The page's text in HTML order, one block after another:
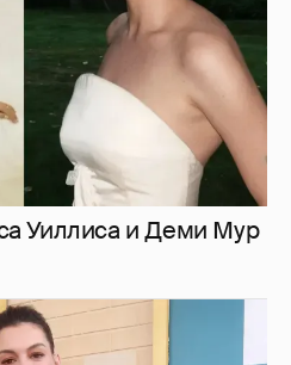
Уиллиса и Деми Мур